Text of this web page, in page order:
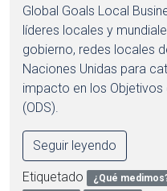
Global Goals Local
líderes locales y
gobierno, redes locales
Naciones Unidas para
impacto en los
(ODS).
Seguir leyendo
Etiquetado
¿Qué